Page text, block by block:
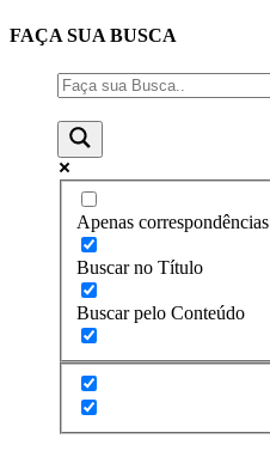
FAÇA SUA BUSCA
Apenas
Buscar no Título
Buscar pelo Conteúdo